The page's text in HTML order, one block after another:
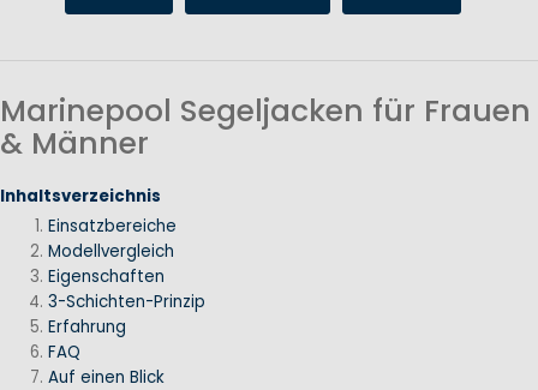
Marinepool Segeljacken für Frauen
& Männer
Inhaltsverzeichnis
Einsatzbereiche
Modellvergleich
Eigenschaften
3-Schichten-Prinzip
Erfahrung
FAQ
Auf einen Blick